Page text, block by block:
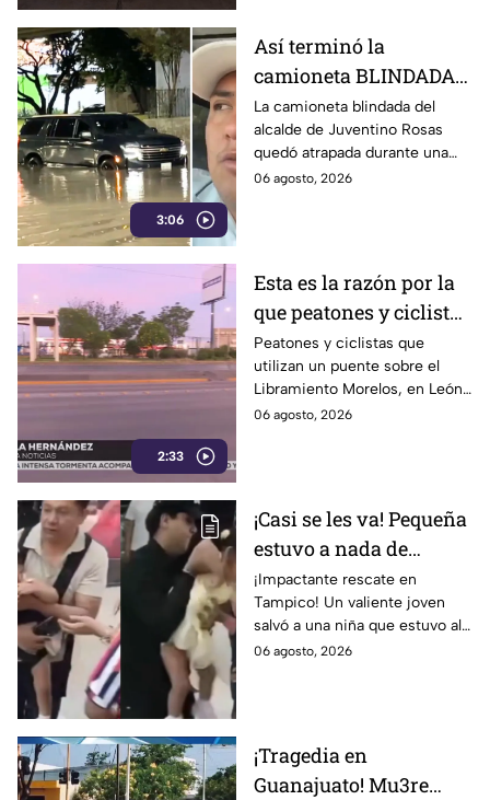
3:06
Así terminó la
camioneta BLINDADA
del alcalde de
Juventino Rosas tras
quedar atrapada por el
agua en Celaya
La camioneta blindada del
alcalde de Juventino Rosas
quedó atrapada durante una
inundación en Celaya,
06 agosto, 2026
2:33
Esta es la razón por la
que peatones y ciclistas
EVITAN el puente del
Libramiento Morelos,
en León
Peatones y ciclistas que
utilizan un puente sobre el
Libramiento Morelos, en León,
Guanajuato, señalan la falta de
06 agosto, 2026
¡Casi se les va! Pequeña
estuvo a nada de
M0RIR con un dulce en
su G4RGANTA;
reacción de testigo fue
clave | VIDEO
¡Impactante rescate en
Tampico! Un valiente joven
salvó a una niña que estuvo al
borde de la muerte atragantada
06 agosto, 2026
¡Tragedia en
Guanajuato! Mu3re